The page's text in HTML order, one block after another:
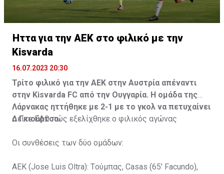
Ήττα για την ΑΕΚ στο φιλικό με την
Kisvarda
16.07.2023 20:30
Τρίτο φιλικό για την ΑΕΚ στην Αυστρία απέναντι
στην Kisvarda FC από την Ουγγαρία. Η ομάδα της
Λάρνακας ηττήθηκε με 2-1 με το γκολ να πετυχαίνει
ο Γκιούρτσο.
ΔείτεΕΔΩπώς εξελίχθηκε ο φιλικός αγώνας
Οι συνθέσεις των δύο ομάδων:
ΑΕΚ (Jose Luis Oltra): Tούμπας, Casas (65' Facundo),